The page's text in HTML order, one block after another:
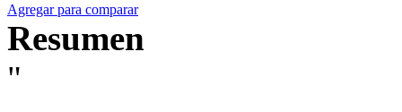
Agregar para comparar
Resumen
"